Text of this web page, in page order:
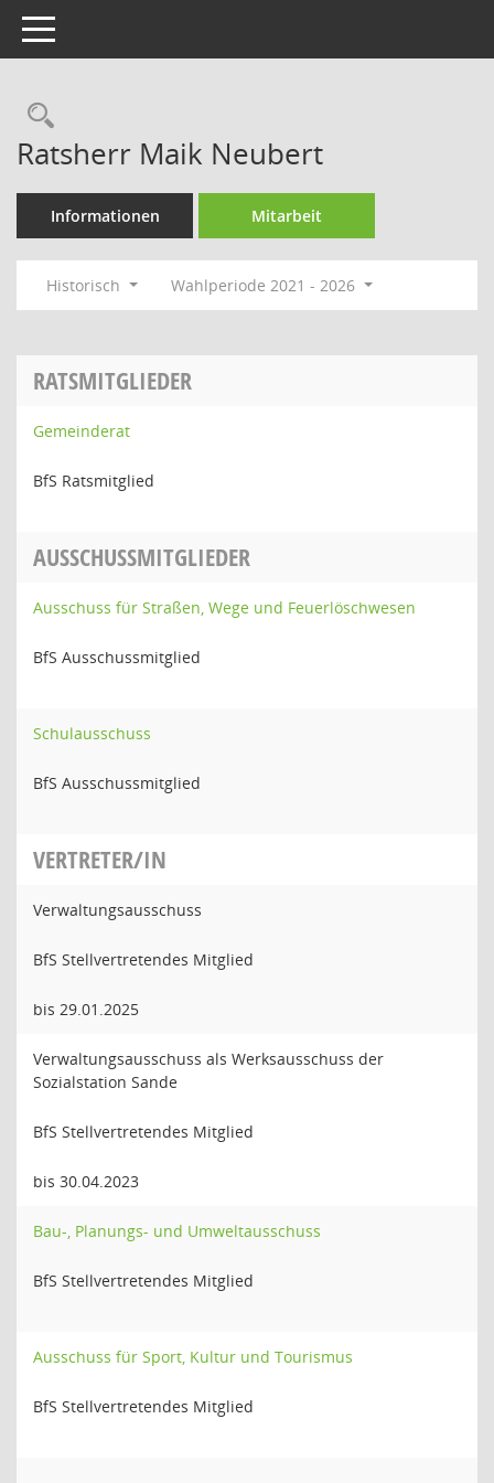
Toggle navigation
Rechercheauswahl
Ratsherr Maik Neubert
Informationen Mitarbeit
Historisch Wahlperiode 2021 - 2026
RATSMITGLIEDER
Gemeinderat
BfS Ratsmitglied
AUSSCHUSSMITGLIEDER
Ausschuss für Straßen, Wege und Feuerlöschwesen
BfS Ausschussmitglied
Schulausschuss
BfS Ausschussmitglied
VERTRETER/IN
Verwaltungsausschuss
BfS Stellvertretendes Mitglied
bis 29.01.2025
Verwaltungsausschuss als Werksausschuss der
Sozialstation Sande
BfS Stellvertretendes Mitglied
bis 30.04.2023
Bau-, Planungs- und Umweltausschuss
BfS Stellvertretendes Mitglied
Ausschuss für Sport, Kultur und Tourismus
BfS Stellvertretendes Mitglied